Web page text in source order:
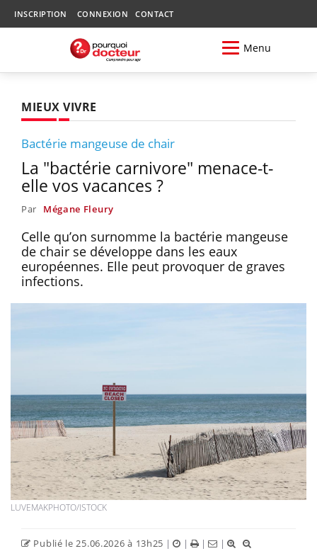
INSCRIPTION CONNEXION CONTACT
Menu
MIEUX VIVRE
Bactérie mangeuse de chair
La "bactérie carnivore" menace-t-
elle vos vacances ?
Par Mégane Fleury
Celle qu’on surnomme la bactérie mangeuse
de chair se développe dans les eaux
européennes. Elle peut provoquer de graves
infections.
LUVEMAKPHOTO/ISTOCK
Publié le 25.06.2026 à 13h25 | | | |